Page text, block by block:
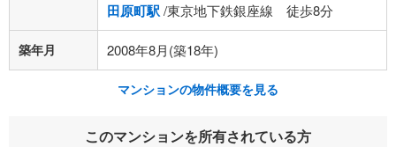
田原町駅/東京地下鉄銀座線 徒歩8分
築年月 2008年8月(築18年)
マンションの物件概要を見る
このマンションを所有されている方